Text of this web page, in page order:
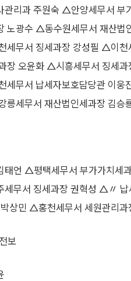
리과 주원숙 △안양세무서 부
노광수 △동수원세무서 재산
세무서 징세과장 강성필 △이
장 오윤화 △시흥세무서 징세
세무서 납세자보호담당관 이
세무서 재산법인세과장 김
태언 △평택세무서 부가가치
무서 징세과장 권혁성 △〃
상민 △홍천세무서 세원관리
보